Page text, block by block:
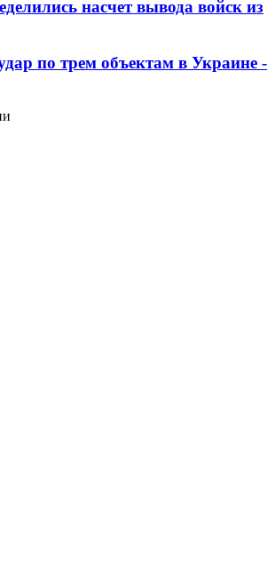
насчет вывода войск из
по трем объектам в Украине -